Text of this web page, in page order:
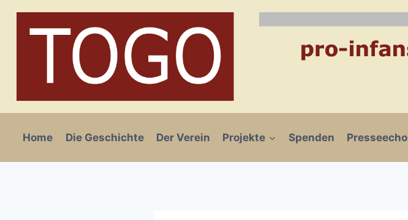
Home Die Geschichte Der Verein Projekte Spenden Presseecho